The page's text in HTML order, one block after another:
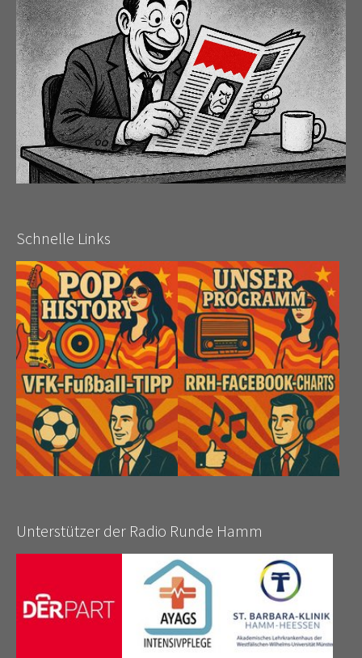
Schnelle Links
Unterstützer der Radio Runde Hamm